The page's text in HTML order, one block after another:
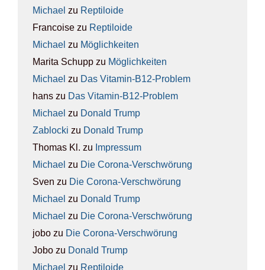
Michael zu Rep­ti­lo­ide
Francoise zu Rep­ti­lo­ide
Michael zu Mög­lich­kei­ten
Marita Schupp zu Mög­lich­kei­ten
Michael zu Das Vit­amin-B12-Pro­blem
hans zu Das Vit­amin-B12-Pro­blem
Michael zu Donald Trump
Zablocki zu Donald Trump
Thomas Kl. zu Impres­sum
Michael zu Die Coro­na-Ver­schwö­rung
Sven zu Die Coro­na-Ver­schwö­rung
Michael zu Donald Trump
Michael zu Die Coro­na-Ver­schwö­rung
jobo zu Die Coro­na-Ver­schwö­rung
Jobo zu Donald Trump
Michael zu Rep­ti­lo­ide